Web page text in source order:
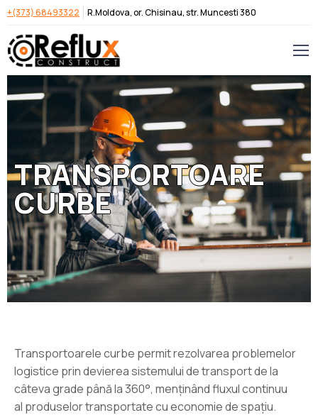
+(373) 68493322 R.Moldova, or. Chisinau, str. Muncesti 380
TRANSPORTOARE
CURBE
Transportoarele curbe permit rezolvarea problemelor
logistice prin devierea sistemului de transport de la
câteva grade până la 360°, menţinând fluxul continuu
al produselor transportate cu economie de spaţiu.